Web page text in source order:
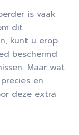
is vaak
dit
kunt u erop
beschermd
Maar wat
en
deze extra